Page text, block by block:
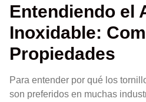
Entendiendo el
Inoxidable:
Propiedades
Para entender por qué los
son preferidos en muchas